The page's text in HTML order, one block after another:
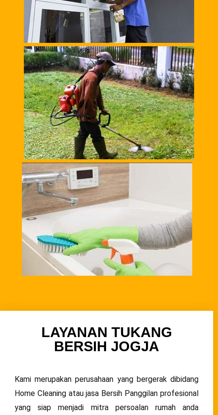
LAYANAN TUKANG
BERSIH JOGJA
Kami merupakan perusahaan yang bergerak dibidang
Home Cleaning atau jasa Bersih Panggilan profesional
yang siap menjadi mitra persoalan rumah anda